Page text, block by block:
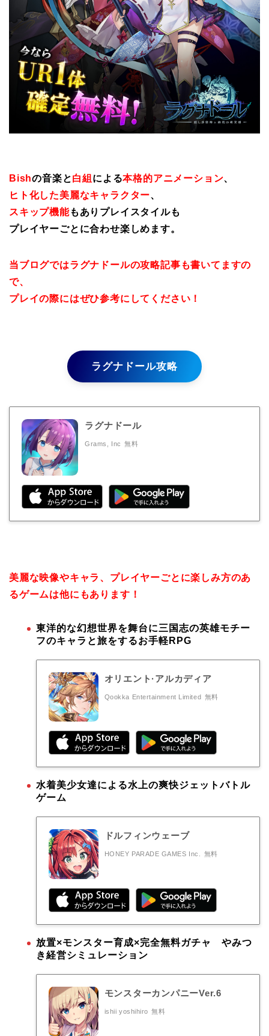
Bishの音楽と白組 による本格的アニメーション、
ヒト化した美麗なキャラクター、
スキップ機能もありプレイスタイルも
プレイヤーごとに合わせ楽しめます。
当ブログではラグナドールの攻略記事も書いてますの
で、
プレイの際にはぜひ参考にしてください！
ラグナドール攻略
ラグナドール
Grams, Inc 無料
美麗な映像やキャラ、プレイヤーごとに楽しみ方のあ
るゲームは他にもあります！
東洋的な幻想世界を舞台に三国志の英雄モチー
フのキャラと旅をするお手軽RPG
オリエント·アルカディア
Qookka Entertainment Limited 無料
水着美少女達による水上の爽快ジェットバトル
ゲーム
ドルフィンウェーブ
HONEY PARADE GAMES Inc. 無料
放置×モンスター育成×完全無料ガチャ やみつ
き経営シミュレーション
モンスターカンパニーVer.6
ishii yoshihiro 無料